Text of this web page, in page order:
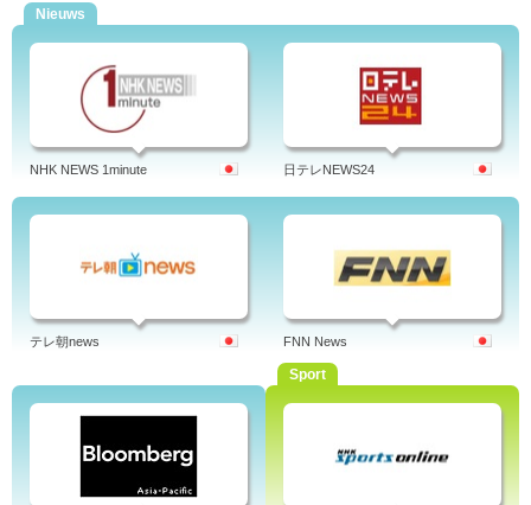
Nieuws
NHK NEWS 1minute 日テレNEWS24
テレ朝news FNN News
Sport